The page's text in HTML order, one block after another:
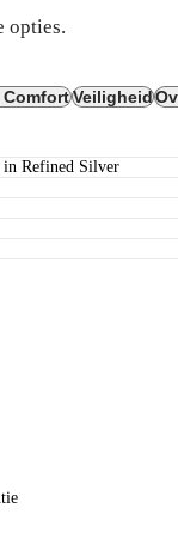
opties.
ComfortVeiligheid
in Refined Silver